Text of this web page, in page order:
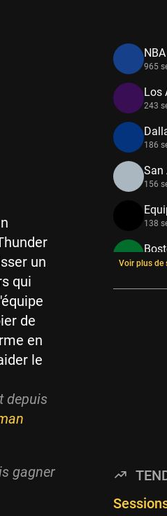
un
qui
de
en
le
depuis
gagner
NBA
965
Los
243
186
San
156
138
133
89
Voir plus de